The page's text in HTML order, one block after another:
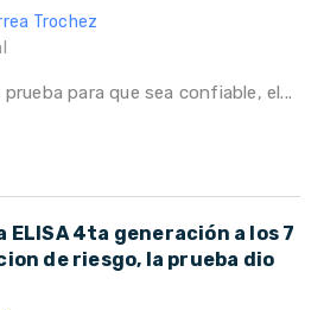
Trochez
para que sea confiable, el...
ELISA 4ta generación a los 7
de riesgo, la prueba dio